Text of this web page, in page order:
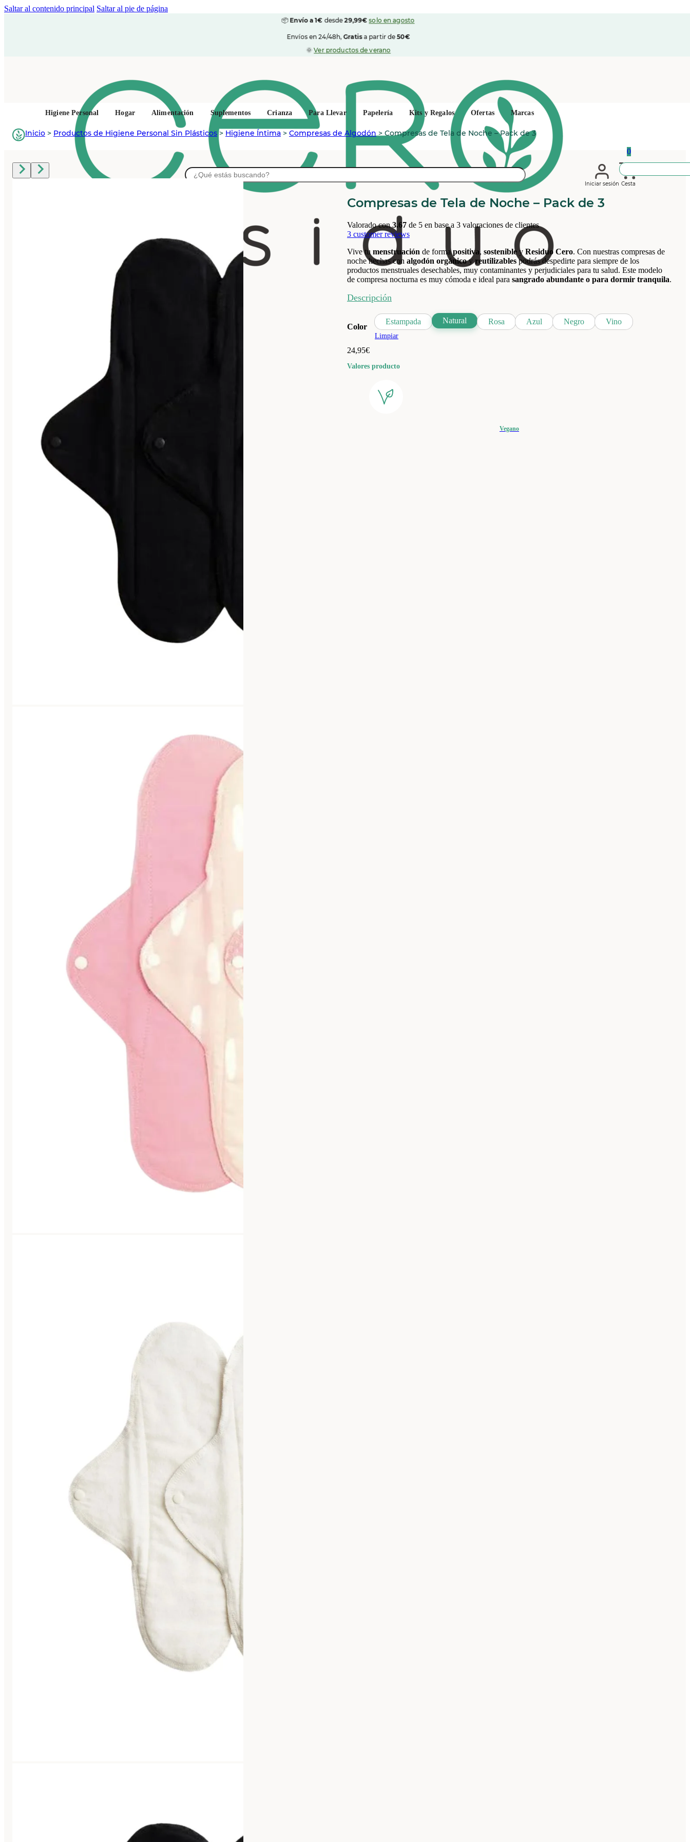
Saltar al contenido principal Saltar al pie de página
📦Envío a 1€ desde29,99€ solo en agosto
Envíos en 24/48h,Gratisa partir de50€
🌞Ver productos de verano
Buscar
Iniciar sesión
0
Cesta
Higiene Personal Hogar Alimentación Suplementos Crianza Para Llevar Papelería Kits y Regalos Ofertas Marcas
Inicio > Productos de Higiene Personal Sin Plásticos> Higiene Íntima > Compresas de Algodón>Compresas de Tela de Noche – Pack de 3
Compresas de Tela de Noche – Pack de 3
Valorado con3.67 de 5 en base a 3 valoraciones de clientes
3 customer reviews
Vive tu menstruación de formapositiva, sostenible y Residuo Cero. Con nuestras compresas de
noche hechas con algodón orgánicoyreutilizablespodrás despedirte para siempre de los
productos menstruales desechables, muy contaminantes y perjudiciales para tu salud. Este modelo
de compresa nocturna es muy cómoda e ideal para sangrado abundante o para dormir tranquila.
Descripción
Color
Estampada Natural Rosa Azul Negro Vino
Limpiar
24,95€
Valores producto
Vegano